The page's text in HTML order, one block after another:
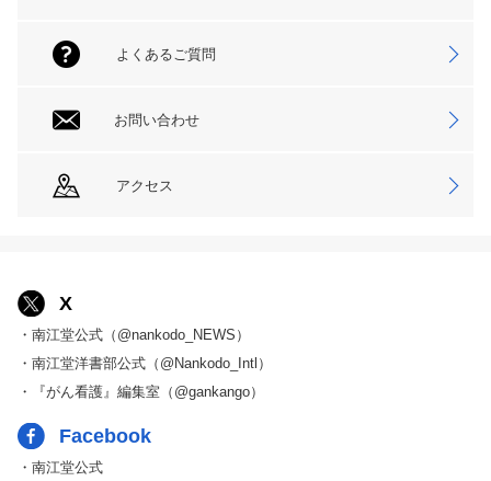
よくあるご質問
お問い合わせ
アクセス
X
・南江堂公式（@nankodo_NEWS）
・南江堂洋書部公式（@Nankodo_Intl）
・『がん看護』編集室（@gankango）
Facebook
・南江堂公式